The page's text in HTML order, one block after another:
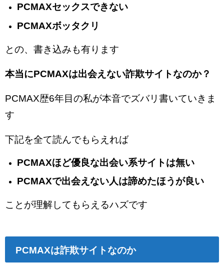
PCMAXセックスできない
PCMAXボッタクリ
との、書き込みも有ります
本当にPCMAXは出会えない詐欺サイトなのか？
PCMAX歴6年目の私が本音でズバリ書いていきま
す
下記を全て読んでもらえれば
PCMAXほど優良な出会い系サイトは無い
PCMAXで出会えない人は諦めたほうが良い
ことが理解してもらえるハズです
PCMAXは詐欺サイトなのか